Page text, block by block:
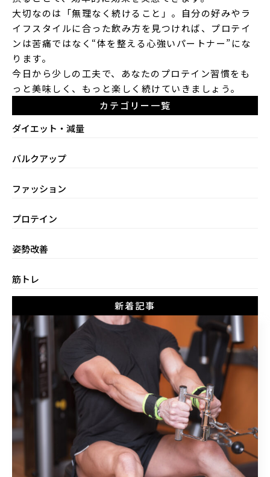
大切なのは「無理なく続けること」。自分の好みやラ
イフスタイルに合った飲み方を見つければ、プロテイ
ンは苦痛ではなく“体を整える心強いパートナー”にな
ります。
今日から少しの工夫で、あなたのプロテイン習慣をも
っと美味しく、もっと楽しく続けていきましょう。
カテゴリー一覧
ダイエット・減量
バルクアップ
ファッション
プロテイン
姿勢改善
筋トレ
新着記事